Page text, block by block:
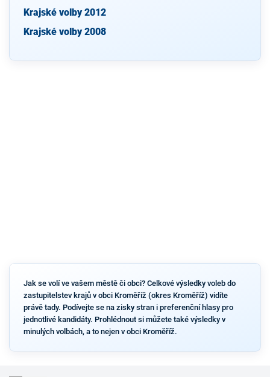
Krajské volby 2012
Krajské volby 2008
Jak se volí ve vašem městě či obci? Celkové výsledky voleb do
zastupitelstev krajů v obci Kroměříž (okres Kroměříž) vidíte
právě tady. Podívejte se na zisky stran i preferenční hlasy pro
jednotlivé kandidáty. Prohlédnout si můžete také výsledky v
minulých volbách, a to nejen v obci Kroměříž.